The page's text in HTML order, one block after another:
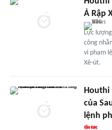
Ả Rập
Lực
công
vi phạm
Xê-út.
Houthi
của
lệnh